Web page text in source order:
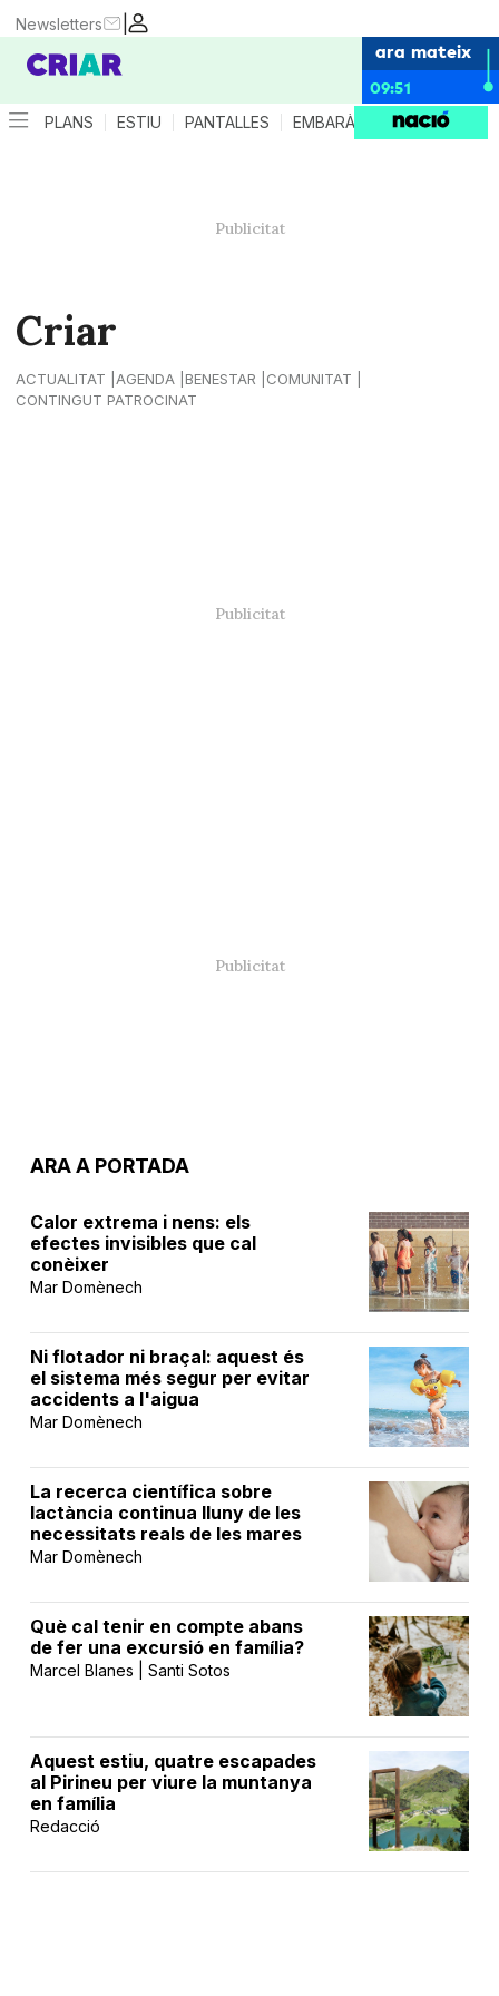
|
Newsletters
ara mateix
09:51
PLANS ESTIU PANTALLES EMBARÀS CRIANÇA
Criar
ACTUALITAT AGENDA BENESTAR
COMUNITAT
CONTINGUT PATROCINAT
ARA A PORTADA
Calor extrema i nens: els
efectes invisibles que cal
conèixer
Mar Domènech
Ni flotador ni braçal: aquest és
el sistema més segur per evitar
accidents a l'aigua
Mar Domènech
La recerca científica sobre
lactància continua lluny de les
necessitats reals de les mares
Mar Domènech
Què cal tenir en compte abans
de fer una excursió en família?
Marcel Blanes | Santi Sotos
Aquest estiu, quatre escapades
al Pirineu per viure la muntanya
en família
Redacció